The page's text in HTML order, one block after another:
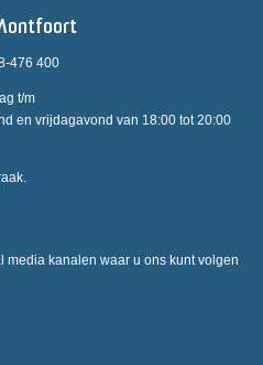
476 400
t/m
en vrijdagavond van 18:00 tot 20:00
media kanalen waar u ons kunt volgen